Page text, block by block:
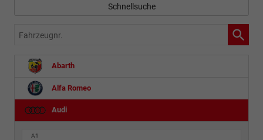
Schnellsuche
Fahrzeugnr.
Abarth
Alfa Romeo
Audi
A1